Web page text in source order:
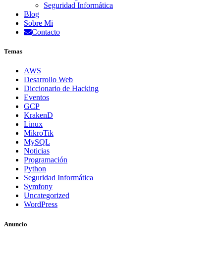
Seguridad Informática
Blog
Sobre Mi
Contacto
Temas
AWS
Desarrollo Web
Diccionario de Hacking
Eventos
GCP
KrakenD
Linux
MikroTik
MySQL
Noticias
Programación
Python
Seguridad Informática
Symfony
Uncategorized
WordPress
Anuncio